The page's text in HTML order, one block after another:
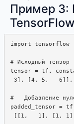
Пример 3:
TensorFlow
import
# Исходный тензор
tensor = tf.
3], [4, 5,   6]],
#   Добавление
padded_tensor =
[[1,   1], [1, 1]],